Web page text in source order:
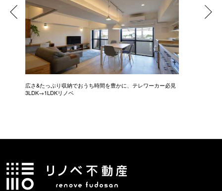
広さ&たっぷり収納でおうち時間を豊かに、テレワーカー必見
3LDK→1LDKリノベ